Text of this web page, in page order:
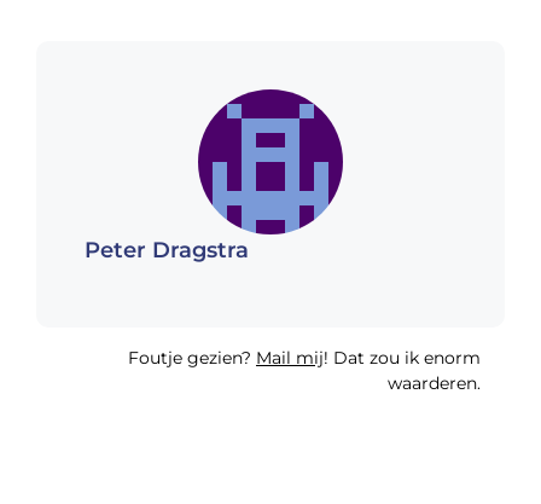
Peter Dragstra
Foutje gezien? Mail mij! Dat zou ik enorm
waarderen.